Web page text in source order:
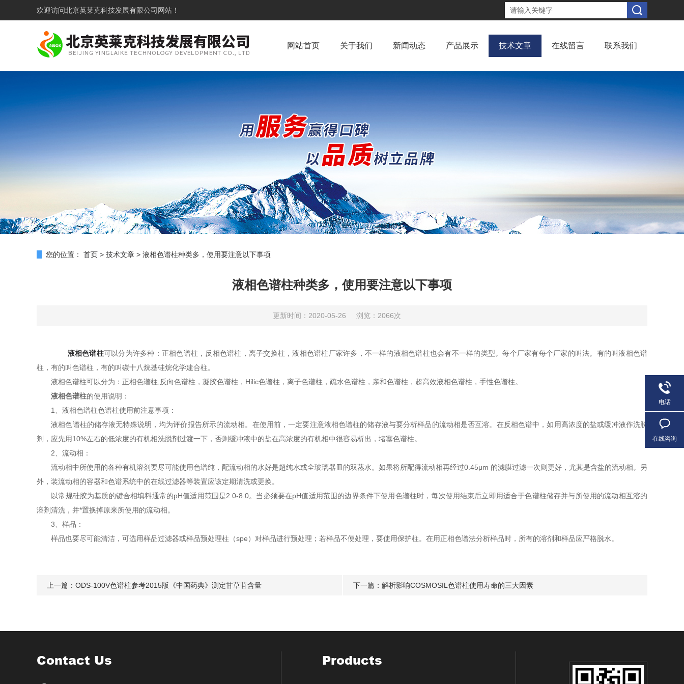
欢迎访问北京英莱克科技发展有限公司网站！
网站首页 关于我们 新闻动态 产品展示 技术文章 在线留言 联系我们
您的位置： 首页 > 技术文章 > 液相色谱柱种类多，使用要注意以下事项
液相色谱柱种类多，使用要注意以下事项
更新时间：2020-05-26 浏览：2066次
液相色谱柱可以分为许多种：正相色谱柱，反相色谱柱，离子交换柱，液相色谱柱厂家许多，不一样的液相色谱柱也会有不一样的类型。每个厂家有每个厂家的叫法。有的叫液相色谱
柱，有的叫色谱柱，有的叫碳十八烷基硅烷化学建合柱。
液相色谱柱可以分为：正相色谱柱,反向色谱柱，凝胶色谱柱，Hilic色谱柱，离子色谱柱，疏水色谱柱，亲和色谱柱，超高效液相色谱柱，手性色谱柱。
液相色谱柱的使用说明：
1、液相色谱柱色谱柱使用前注意事项：
液相色谱柱的储存液无特殊说明，均为评价报告所示的流动相。在使用前，一定要注意液相色谱柱的储存液与要分析样品的流动相是否互溶。在反相色谱中，如用高浓度的盐或缓冲液作洗脱
剂，应先用10%左右的低浓度的有机相洗脱剂过渡一下，否则缓冲液中的盐在高浓度的有机相中很容易析出，堵塞色谱柱。
2、流动相：
流动相中所使用的各种有机溶剂要尽可能使用色谱纯，配流动相的水好是超纯水或全玻璃器皿的双蒸水。如果将所配得流动相再经过0.45μm 的滤膜过滤一次则更好，尤其是含盐的流动相。另
外，装流动相的容器和色谱系统中的在线过滤器等装置应该定期清洗或更换。
以常规硅胶为基质的键合相填料通常的pH值适用范围是2.0-8.0。当必须要在pH值适用范围的边界条件下使用色谱柱时，每次使用结束后立即用适合于色谱柱储存并与所使用的流动相互溶的
溶剂清洗，并*置换掉原来所使用的流动相。
3、样品：
样品也要尽可能清洁，可选用样品过滤器或样品预处理柱（spe）对样品进行预处理；若样品不便处理，要使用保护柱。在用正相色谱法分析样品时，所有的溶剂和样品应严格脱水。
上一篇： ODS-100V色谱柱参考2015版《中国药典》测定甘草苷含量 下一篇： 解析影响COSMOSIL色谱柱使用寿命的三大因素
Contact Us Products
电话
在线咨询